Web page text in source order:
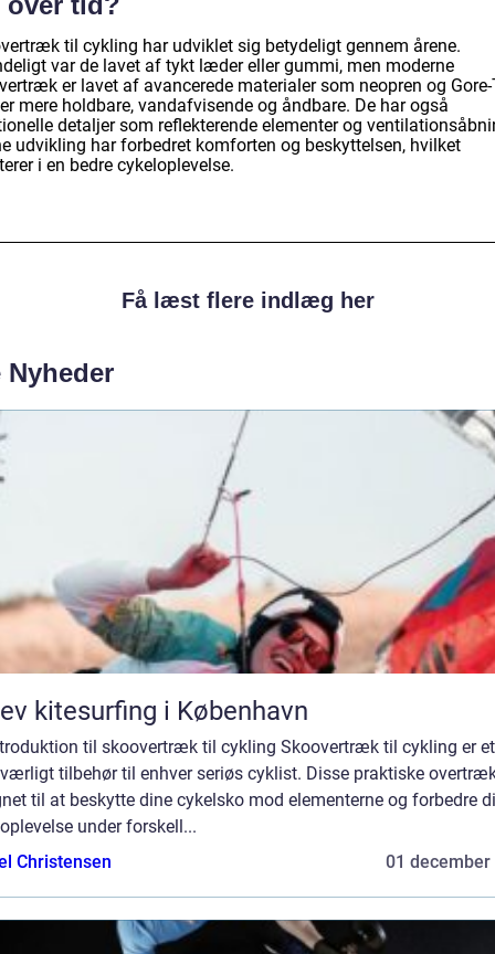
til cykling har udviklet sig betydeligt gennem årene.
var de lavet af tykt læder eller gummi, men moderne
er lavet af avancerede materialer som neopren og Gore-
mere holdbare, vandafvisende og åndbare. De har også
detaljer som reflekterende elementer og
udvikling har forbedret komforten og beskyttelsen, hvilket
i en bedre cykeloplevelse.
Få læst flere indlæg her
Nyheder
kitesurfing i København
til skoovertræk til cykling Skoovertræk til cykling er et
tilbehør til enhver seriøs cyklist. Disse praktiske
til at beskytte dine cykelsko mod elementerne og forbedre
under forskell...
Christensen
01 december